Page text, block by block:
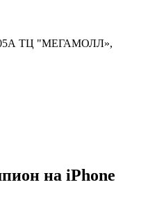
ТЦ "МЕГАМОЛЛ»,
на iPhone